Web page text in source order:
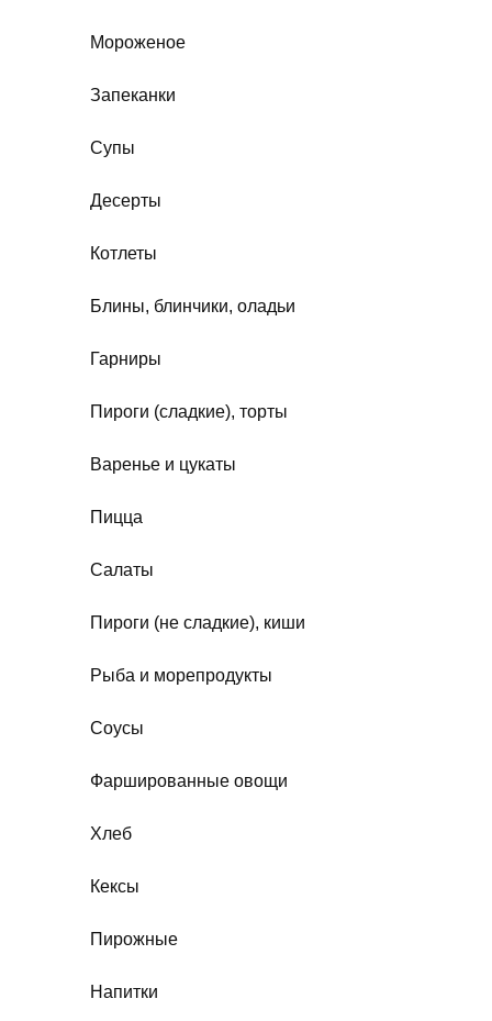
Мороженое
Запеканки
Супы
Десерты
Котлеты
Блины, блинчики, оладьи
Гарниры
Пироги (сладкие), торты
Варенье и цукаты
Пицца
Салаты
Пироги (не сладкие), киши
Рыба и морепродукты
Соусы
Фаршированные овощи
Хлеб
Кексы
Пирожные
Напитки